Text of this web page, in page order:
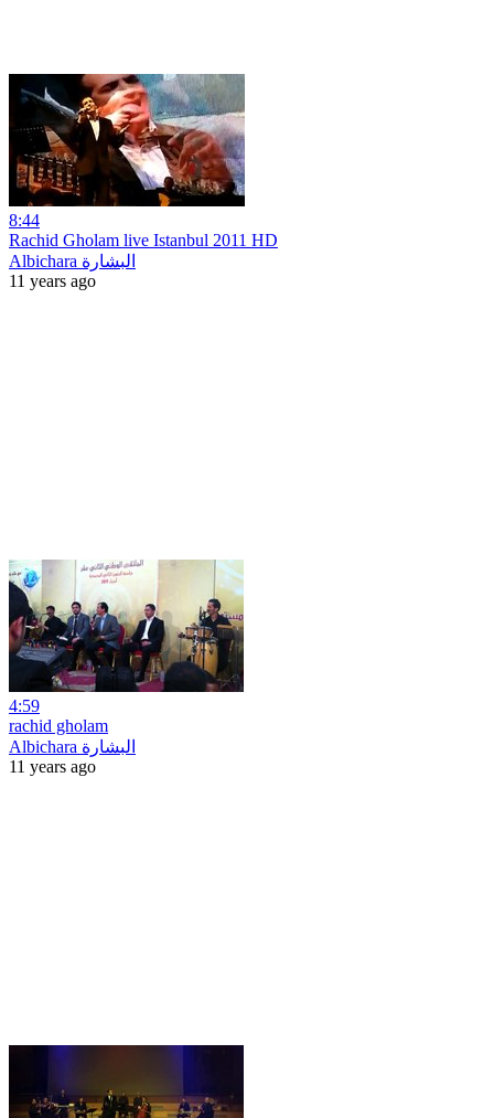
8:44
Rachid Gholam live Istanbul 2011 HD
Albichara البشارة
11 years ago
4:59
rachid gholam
Albichara البشارة
11 years ago